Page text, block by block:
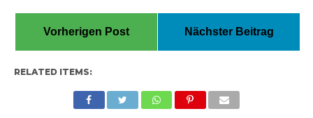
Vorherigen Post Nächster Beitrag
RELATED ITEMS: